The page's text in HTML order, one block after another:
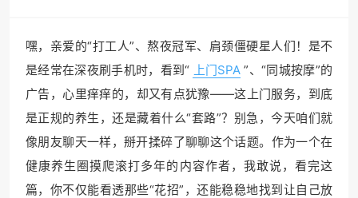
嘿，亲爱的“打工人”、熬夜冠军、肩颈僵硬星人们！是不
是经常在深夜刷手机时，看到“ 上门SPA ”、“同城按摩”的
广告，心里痒痒的，却又有点犹豫——这上门服务，到底
是正规的养生，还是藏着什么“套路”？别急，今天咱们就
像朋友聊天一样，掰开揉碎了聊聊这个话题。作为一个在
健康养生圈摸爬滚打多年的内容作者，我敢说，看完这
篇，你不仅能看透那些“花招”，还能稳稳地找到让自己放